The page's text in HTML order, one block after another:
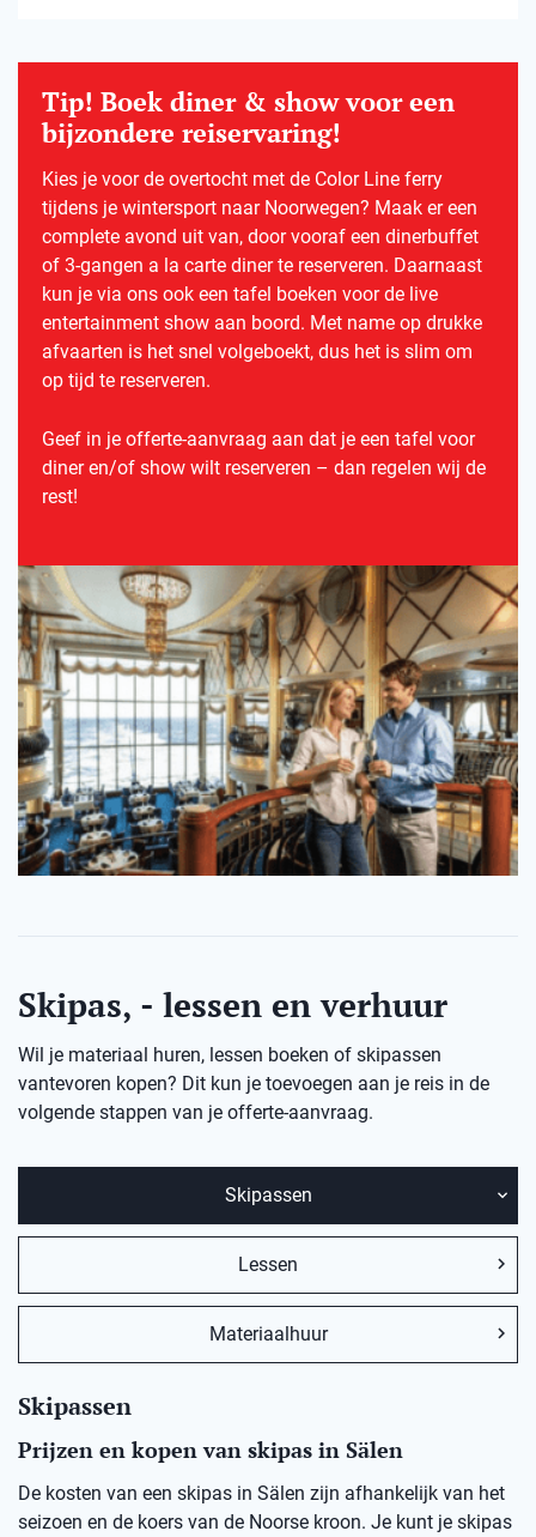
Tip! Boek diner & show voor een
bijzondere reiservaring!
Kies je voor de overtocht met de Color Line ferry
tijdens je wintersport naar Noorwegen? Maak er een
complete avond uit van, door vooraf een dinerbuffet
of 3-gangen a la carte diner te reserveren. Daarnaast
kun je via ons ook een tafel boeken voor de live
entertainment show aan boord. Met name op drukke
afvaarten is het snel volgeboekt, dus het is slim om
op tijd te reserveren.
Geef in je offerte-aanvraag aan dat je een tafel voor
diner en/of show wilt reserveren – dan regelen wij de
rest!
Skipas, - lessen en verhuur
Wil je materiaal huren, lessen boeken of skipassen
vantevoren kopen? Dit kun je toevoegen aan je reis in de
volgende stappen van je offerte-aanvraag.
Skipassen
Lessen
Materiaalhuur
Skipassen
Prijzen en kopen van skipas in Sälen
De kosten van een skipas in Sälen zijn afhankelijk van het
seizoen en de koers van de Noorse kroon. Je kunt je skipas